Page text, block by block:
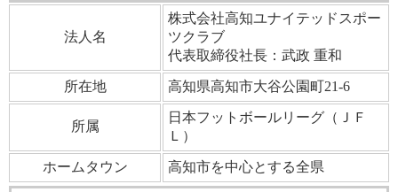
法人名
株式会社高知ユナイテッドスポー
ツクラブ
代表取締役社長：武政 重和
所在地 高知県高知市大谷公園町21-6
所属
日本フットボールリーグ（ＪＦ
Ｌ）
ホームタウン 高知市を中心とする全県